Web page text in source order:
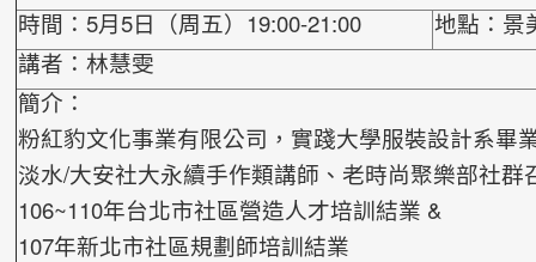
時間：5月5日（周五）19:00-21:00
地點：景
講者：林慧雯
簡介：
粉紅豹文化事業有限公司，實踐大學服裝設計系畢
淡水/大安社大永續手作類講師、老時尚聚樂部社群
106~110年台北市社區營造人才培訓結業 &
107年新北市社區規劃師培訓結業